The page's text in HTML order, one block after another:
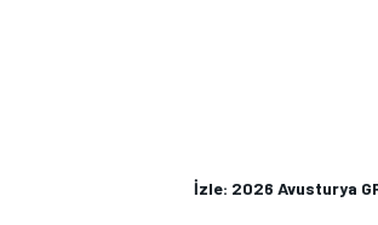
İzle: 2026 Avusturya